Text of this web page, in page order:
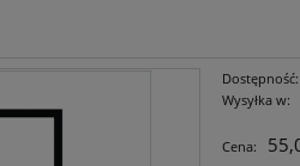
Dostępność:
Wysyłka w:
Cena: